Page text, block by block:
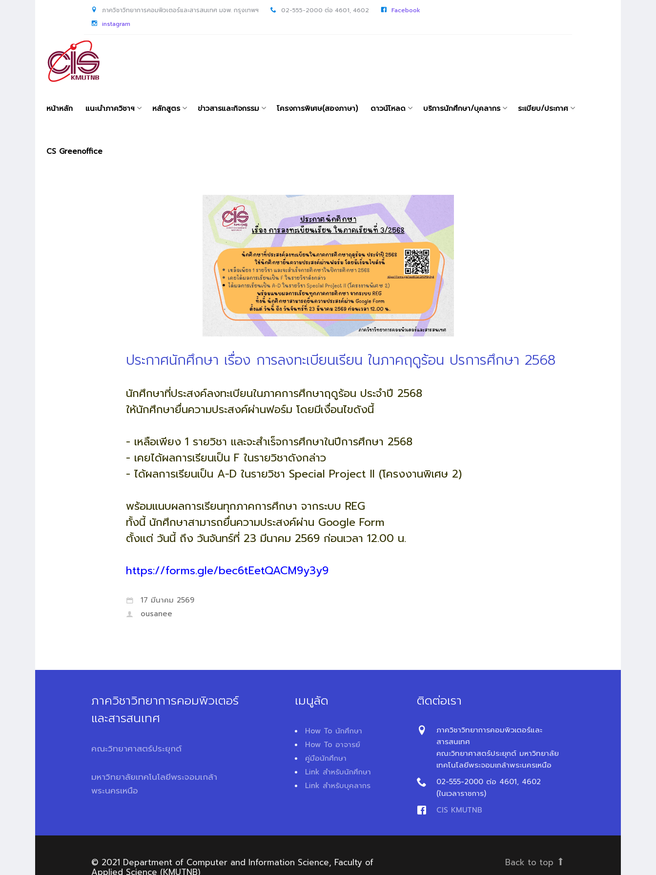
ภาควิชาวิทยาการคอมพิวเตอร์และสารสนเทศ มจพ. กรุงเทพฯ 02-555-2000 ต่อ 4601, 4602
Facebook
instagram
หน้าหลัก แนะนำภาควิชาฯ หลักสูตร ข่าวสารและกิจกรรม โครงการพิเศษ(สองภาษา) ดาวน์โหลด บริการนักศึกษา/บุคลากร ระเบียบ/ประกาศ
CS Greenoffice
ประกาศนักศึกษา เรื่อง การลงทะเบียนเรียน ในภาคฤดูร้อน ปรการศึกษา 2568
นักศึกษาที่ประสงค์ลงทะเบียนในภาคการศึกษาฤดูร้อน ประจำปี 2568
ให้นักศึกษายื่นความประสงค์ผ่านฟอร์ม โดยมีเงื่อนไขดังนี้
- เหลือเพียง 1 รายวิชา และจะสำเร็จการศึกษาในปีการศึกษา 2568
- เคยได้ผลการเรียนเป็น F ในรายวิชาดังกล่าว
- ได้ผลการเรียนเป็น A-D ในรายวิชา Special Project II (โครงงานพิเศษ 2)
พร้อมแนบผลการเรียนทุกภาคการศึกษา จากระบบ REG
ทั้งนี้ นักศึกษาสามารถยื่นความประสงค์ผ่าน Google Form
ตั้งแต่ วันนี้ ถึง วันจันทร์ที่ 23 มีนาคม 2569 ก่อนเวลา 12.00 น.
https://forms.gle/bec6tEetQACM9y3y9
17 มีนาคม 2569
ousanee
ภาควิชาวิทยาการคอมพิวเตอร์
และสารสนเทศ
คณะวิทยาศาสตร์ประยุกต์
มหาวิทยาลัยเทคโนโลยีพระจอมเกล้า
พระนครเหนือ
เมนูลัด
How To นักศึกษา
How To อาจารย์
คู่มือนักศึกษา
Link สำหรับนักศึกษา
Link สำหรับบุคลากร
ติดต่อเรา
ภาควิชาวิทยาการคอมพิวเตอร์และ
สารสนเทศ
คณะวิทยาศาสตร์ประยุกต์ มหาวิทยาลัย
เทคโนโลยีพระจอมเกล้าพระนครเหนือ
02-555-2000 ต่อ 4601, 4602
(ในเวลาราชการ)
CIS KMUTNB
© 2021 Department of Computer and Information Science, Faculty of
Applied Science (KMUTNB)
Back to top